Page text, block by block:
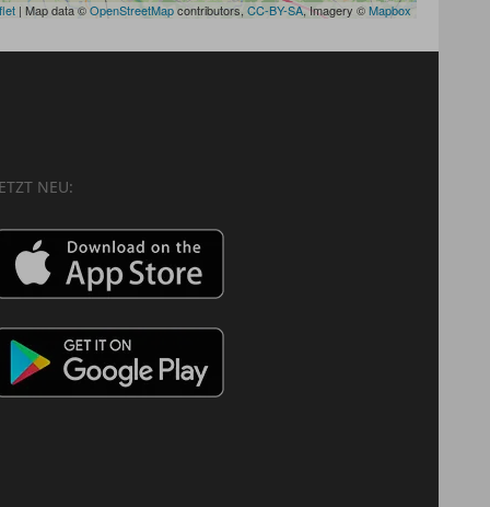
| Map data ©OpenStreetMapcontributors, CC-BY-SA, Imagery ©Mapbox
NEU: